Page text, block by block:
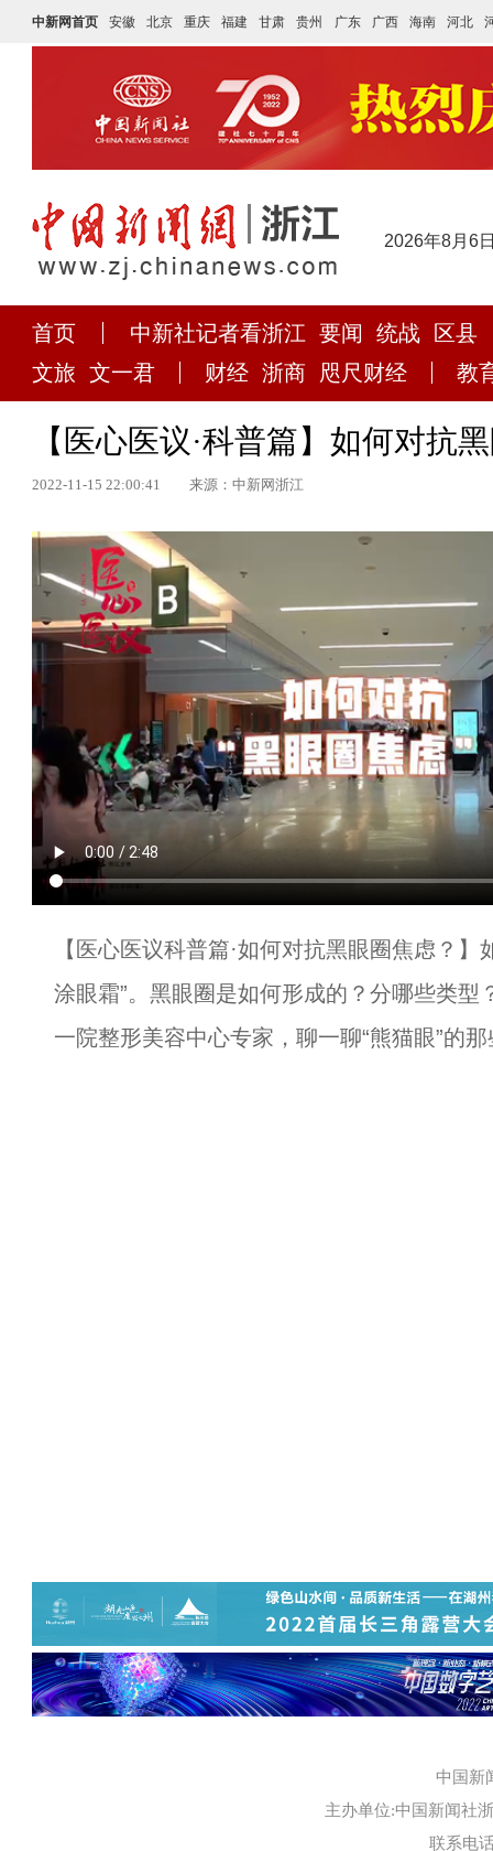
中新网首页 安徽 北京 重庆 福建 甘肃 贵州 广东 广西 海南 河北
2026年8月6
首页 中新社记者看浙江 要闻 统战
区县
文旅 文一君 财经 浙商 咫尺财经 教
【医心医议·科普篇】如何对抗
2022-11-15 22:00:41 来源：中新网浙江
【医心医议科普篇·如何对抗黑眼圈焦虑？
涂眼霜”。黑眼圈是如何形成的？分哪些类
一院整形美容中心专家，聊一聊“熊猫眼”的
中国新
主办单位:中国新闻社
联系电